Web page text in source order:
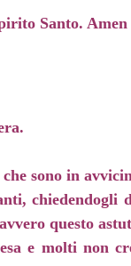
Santo. Amen
sono in
chiedendogli
questo
e molti non